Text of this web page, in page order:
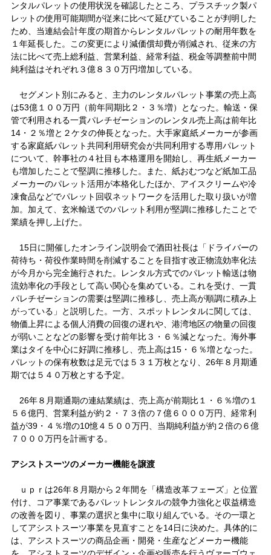
ンタルパレットの使用状況を確認したところ、プラスチック製パ
レットの使用可能期間が従来に比べて延びていることが判明した
ため、当連結会計年度の期首からレンタルパレットの耐用年数を
１年延長した。この変更により減価償却費が削減され、従来の方
法に比べて売上総利益、営業利益、経常利益、税金等調整前中間
純利益はそれぞれ３億８３０万円増加している。
セグメント別にみると、主力のレンタルパレット事業の売上高
は53億１００万円（前年同期比２・３％増）となった。輸送・保
管で利用される一貫パレチゼーションのレンタル売上高は前年比
14・２％増と２ケタの伸長となった。大手家庭紙メーカーが参画
する家庭紙パレット共同利用研究会が共同利用する専用パレット
について、幹事社の４社目も本格運用を開始し、再生紙メーカー
も増加したことで堅調に推移した。また、紙おむつなど紙加工品
メーカーのパレット活用が本格化したほか、アイスクリームや冷
凍食品などでパレット回収ネットワークを活用した取り扱いが増
加。加えて、玄米輸送でのパレット利用が堅調に推移したことで
業績を押し上げた。
15日に開催したオンライン説明会で酒田社長は「ドライバーの
荷待ち・荷役作業時間を削減することを目指す改正物流効率化法
が今月から完全施行された。レンタル方式でのパレット輸送は物
流効率化の手段として高い関心を集めている。これを受け、一貫
パレチゼーションの需要は堅調に推移し、売上高が順調に積み上
がっている」と説明した。一方、スポットレンタルに関しては、
物価上昇による個人消費の回復の遅れや、港湾地区の物量の回復
が弱いことなどの影響を受け前年比３・６％減となった。海外事
業はタイを中心に好調に推移し、売上高は15・６％増となった。
パレットの保有枚数は足元では５３１万枚となり、26年８月期通
期では５４０万枚とする予定。
26年８月期通期の連結業績は、売上高が前期比１・６％増の１
５６億円、営業利益が約２・７３倍の７億６０００万円、経常利
益が39・４％増の10憶４５００万円、当期純利益が約２倍の６億
７０００万円を計画する。
アシストスーツのメーカー機能を譲渡
ｕｐｒは26年８月期から２年間を「構造改革フェーズ」と位置
付け、コア事業であるパレットレンタルの競争力強化と収益構造
の改善を図り、事業の選択と集中に取り組んでいる。その一環と
してアシストスーツ事業を見直すことを14日に決めた。具体的に
は、アシストスーツの商品企画・開発・生産などメーカー機能